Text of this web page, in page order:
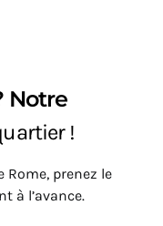
Notre
!
Rome, prenez le
à l’avance.